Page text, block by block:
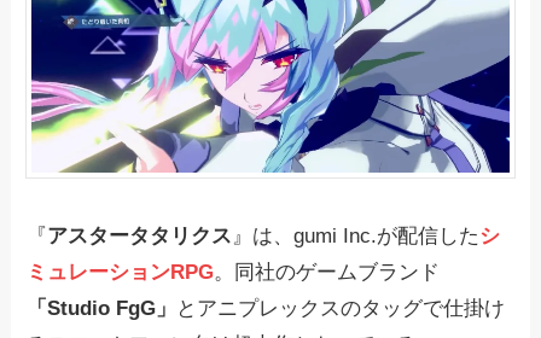
『アスタータタリクス』は、gumi Inc.が配信したシ
ミュレーションRPG。同社のゲームブランド
「Studio FgG」
とアニプレックスのタッグで仕掛け